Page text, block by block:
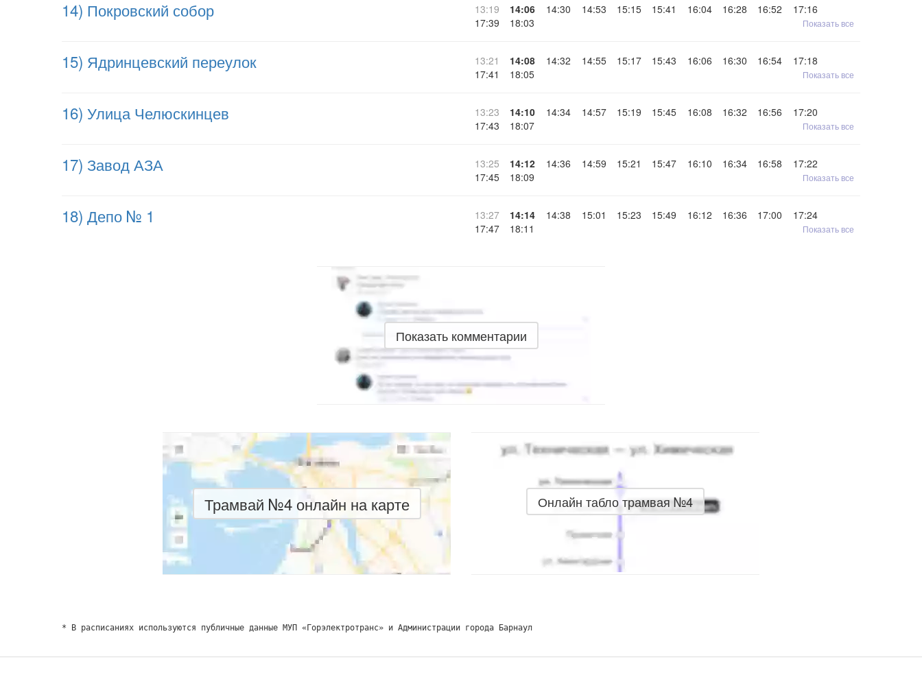
14) Покровский собор 13:19 14:06 14:30 14:53 15:15 15:41 16:04 16:28 16:52
17:16
17:39
18:03 Показать все
15) Ядринцевский переулок 13:21 14:08 14:32 14:55 15:17 15:43 16:06 16:30 16:54
17:18
17:41
18:05 Показать все
16) Улица Челюскинцев 13:23 14:10 14:34 14:57 15:19 15:45 16:08 16:32 16:56
17:20
17:43
18:07 Показать все
17) Завод АЗА 13:25 14:12 14:36 14:59 15:21 15:47 16:10 16:34 16:58
17:22
17:45
18:09 Показать все
18) Депо № 1 13:27 14:14 14:38 15:01 15:23 15:49 16:12 16:36 17:00
17:24
17:47
18:11 Показать все
Показать комментарии
Трамвай №4 онлайн на карте Онлайн табло трамвая №4
* В расписаниях используются публичные данные МУП «Горэлектротранс» и Администрации города Барнаул